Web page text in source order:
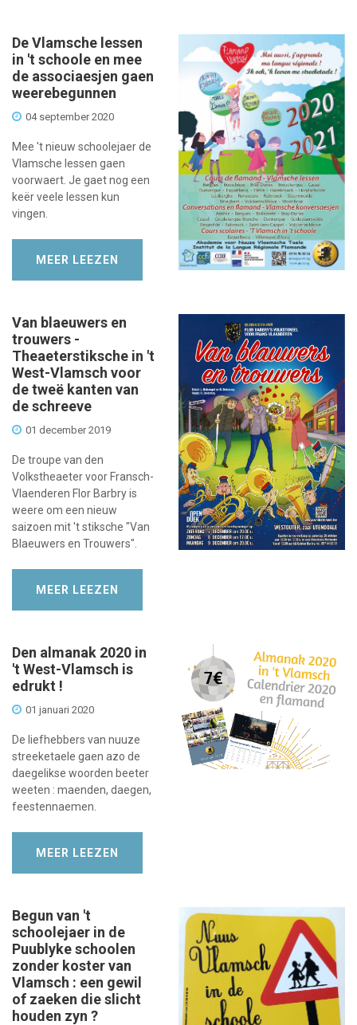
De Vlamsche lessen
in 't schoole en mee
de associaesjen gaen
weerebegunnen
04 september 2020
Mee 't nieuw schoolejaer de
Vlamsche lessen gaen
voorwaert. Je gaet nog een
keër veele lessen kun
vingen.
MEER LEEZEN
Van blaeuwers en
trouwers -
Theaeterstiksche in 't
West-Vlamsch voor
de tweë kanten van
de schreeve
01 december 2019
De troupe van den
Volkstheaeter voor Fransch-
Vlaenderen Flor Barbry is
weere om een nieuw
saizoen mit 't stiksche "Van
Blaeuwers en Trouwers".
MEER LEEZEN
Den almanak 2020 in
't West-Vlamsch is
edrukt !
01 januari 2020
De liefhebbers van nuuze
streeketaele gaen azo de
daegelikse woorden beeter
weeten : maenden, daegen,
feestennaemen.
MEER LEEZEN
Begun van 't
schoolejaer in de
Puublyke schoolen
zonder koster van
Vlamsch : een gewil
of zaeken die slicht
houden zyn ?